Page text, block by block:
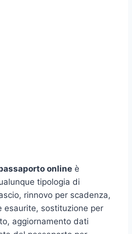
online è
tipologia di
rinnovo per scadenza,
esaurite, sostituzione per
aggiornamento dati